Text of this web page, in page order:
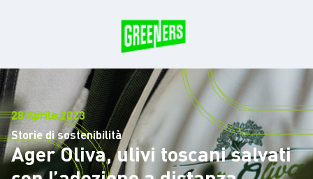
28 Aprile 2023
Storie di sostenibilità
Ager Oliva, ulivi toscani salvati